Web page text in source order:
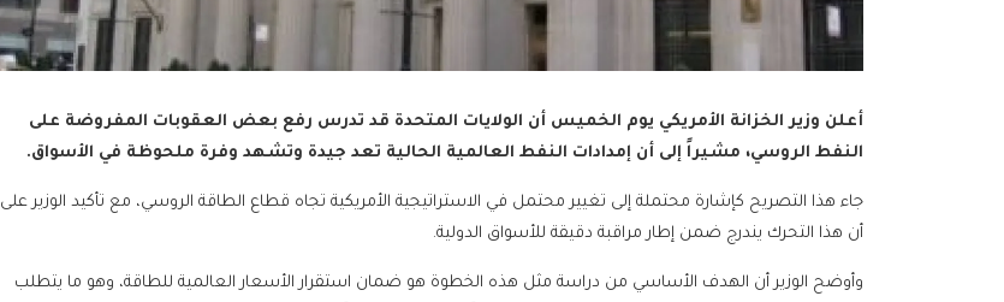
أعلن وزير الخزانة الأمريكي يوم الخميس أن الولايات المتحدة قد تدرس رفع بعض العقوبات المفروضة على
النفط الروسي، مشيراً إلى أن إمدادات النفط العالمية الحالية تعد جيدة وتشهد وفرة ملحوظة في الأسواق.
جاء هذا التصريح كإشارة محتملة إلى تغيير محتمل في الاستراتيجية الأمريكية تجاه قطاع الطاقة الروسي، مع تأكيد الوزير على
أن هذا التحرك يندرج ضمن إطار مراقبة دقيقة للأسواق الدولية.
وأوضح الوزير أن الهدف الأساسي من دراسة مثل هذه الخطوة هو ضمان استقرار الأسعار العالمية للطاقة، وهو ما يتطلب